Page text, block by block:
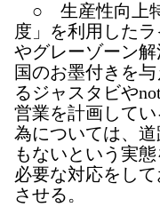
○ 生産性向上特
度」を利用した
やグレーゾーン
国のお墨付きを
るジャスタビや
営業を計画して
為については、
もないという実
必要な対応をし
させる。